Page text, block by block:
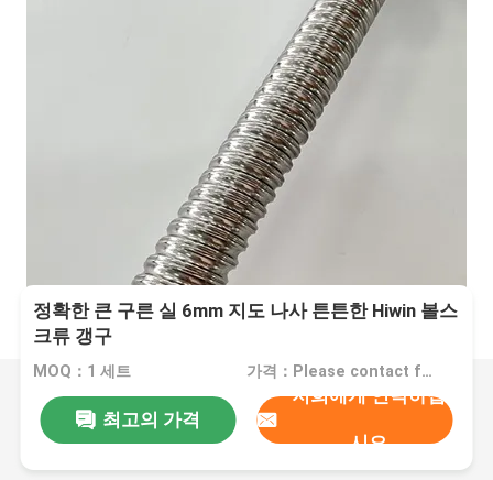
정확한 큰 구른 실 6mm 지도 나사 튼튼한 Hiwin 볼스
크류 갱구
MOQ：1 세트 가격：Please contact for a quote
최고의 가격
저희에게 연락하십
시오